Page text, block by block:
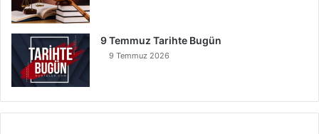
9 Temmuz Tarihte Bugün
9 Temmuz 2026